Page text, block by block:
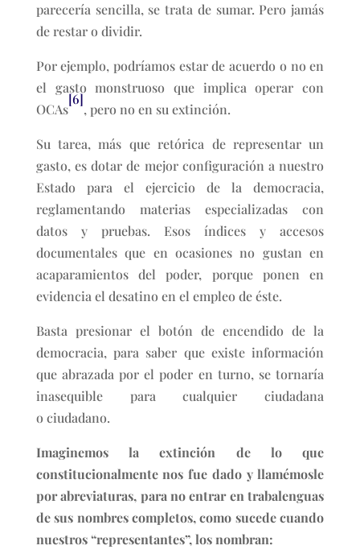
parecería sencilla, se trata de sumar. Pero jamás
de restar o dividir.
Por ejemplo, podríamos estar de acuerdo o no en
el gasto monstruoso que implica operar con
OCAs
[6]
, pero no en su extinción.
Su tarea, más que retórica de representar un
gasto, es dotar de mejor configuración a nuestro
Estado para el ejercicio de la democracia,
reglamentando materias especializadas con
datos y pruebas. Esos índices y accesos
documentales que en ocasiones no gustan en
acaparamientos del poder, porque ponen en
evidencia el desatino en el empleo de éste.
Basta presionar el botón de encendido de la
democracia, para saber que existe información
que abrazada por el poder en turno, se tornaría
inasequible para cualquier ciudadana
o ciudadano.
Imaginemos la extinción de lo que
constitucionalmente nos fue dado y llamémosle
por abreviaturas, para no entrar en trabalenguas
de sus nombres completos, como sucede cuando
nuestros “representantes”, los nombran: